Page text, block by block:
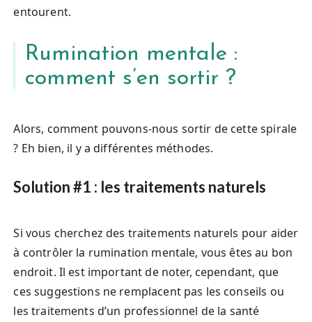
entourent.
Rumination mentale :
comment s’en sortir ?
Alors, comment pouvons-nous sortir de cette spirale
? Eh bien, il y a différentes méthodes.
Solution #1 : les traitements naturels
Si vous cherchez des traitements naturels pour aider
à contrôler la rumination mentale, vous êtes au bon
endroit. Il est important de noter, cependant, que
ces suggestions ne remplacent pas les conseils ou
les traitements d’un professionnel de la santé